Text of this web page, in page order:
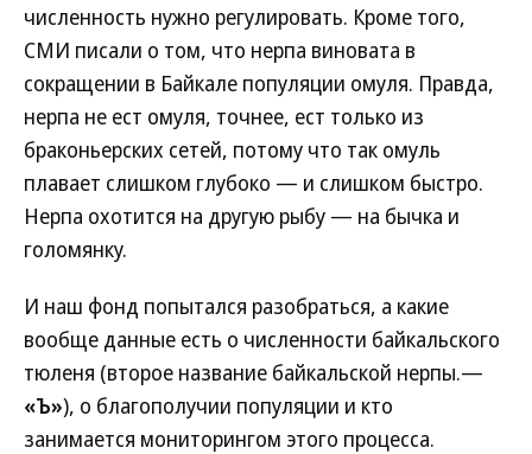
численность нужно регулировать. Кроме того,
СМИ писали о том, что нерпа виновата в
сокращении в Байкале популяции омуля. Правда,
нерпа не ест омуля, точнее, ест только из
браконьерских сетей, потому что так омуль
плавает слишком глубоко — и слишком быстро.
Нерпа охотится на другую рыбу — на бычка и
голомянку.
И наш фонд попытался разобраться, а какие
вообще данные есть о численности байкальского
тюленя (второе название байкальской нерпы.—
«Ъ»), о благополучии популяции и кто
занимается мониторингом этого процесса.